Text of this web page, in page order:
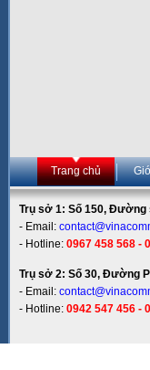
Trang chủ
Trụ sở 1: Số 150, Đường
- Email:
- Hotline: 0967 458 568 -
Trụ sở 2: Số 30, Đường
- Email:
- Hotline: 0942 547 456 -